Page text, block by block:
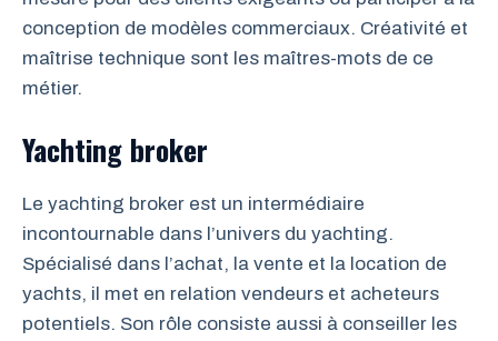
conception de modèles commerciaux. Créativité et
maîtrise technique sont les maîtres-mots de ce
métier.
Yachting broker
Le yachting broker est un intermédiaire
incontournable dans l’univers du yachting.
Spécialisé dans l’achat, la vente et la location de
yachts, il met en relation vendeurs et acheteurs
potentiels. Son rôle consiste aussi à conseiller les